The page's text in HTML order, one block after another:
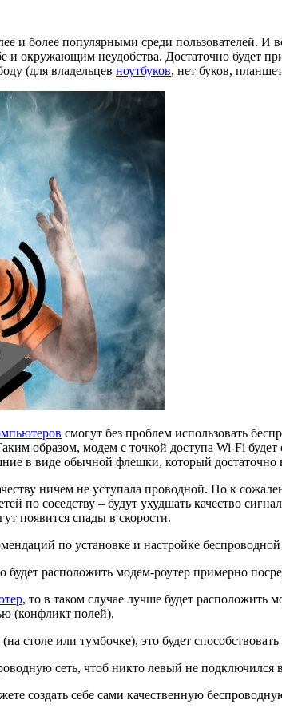
и более популярными среди пользователей. И
и окружающим неудобства. Достаточно будет
(для владельцев ноутбуков, нет буков,
смогут без проблем использовать
образом, модем с точкой доступа Wi-Fi
в виде обычной флешки, который достаточно
ничем не уступала проводной. Но к
по соседству – будут ухудшать качество
появится спады в скорости.
по установке и настройке
будет расположить модем-роутер примерно
, то в таком случае лучше будет расположить
(конфликт полей).
столе или тумбочке), это будет
сеть, чтоб никто левый не подключился
создать себе сами качественную